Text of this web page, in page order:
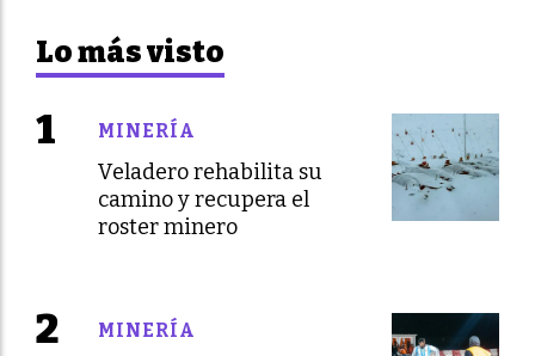
Lo más visto
Veladero rehabilita su
camino y recupera el
roster minero
MINERÍA
MINERÍA